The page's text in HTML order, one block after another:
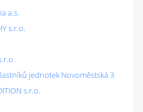
a.s.
s.r.o.
jednotek Novoměstská 3
s.r.o.